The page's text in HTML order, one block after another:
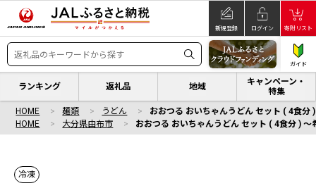
新規登録 ログイン 寄附リスト
ガイド
ランキング 返礼品 地域
キャンペーン・
特集
HOME 麺類 うどん
おおつる おいちゃんうどん セット ( 4食分
HOME
大分県由布市 おおつる おいちゃんうどん セット ( 4食分 )
冷凍